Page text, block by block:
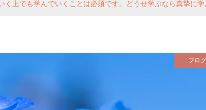
く上でも学んでいくことは必須です。どうせ学ぶなら真摯に
ブログ